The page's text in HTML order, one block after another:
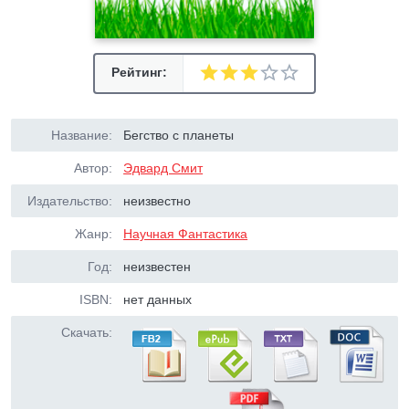
Рейтинг:
Название: Бегство с планеты
Автор: Эдвард Смит
Издательство: неизвестно
Жанр: Научная Фантастика
Год: неизвестен
ISBN: нет данных
Скачать: